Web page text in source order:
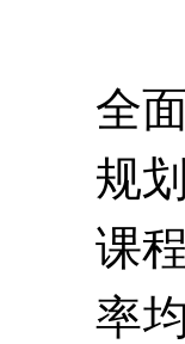
全
规
课
率